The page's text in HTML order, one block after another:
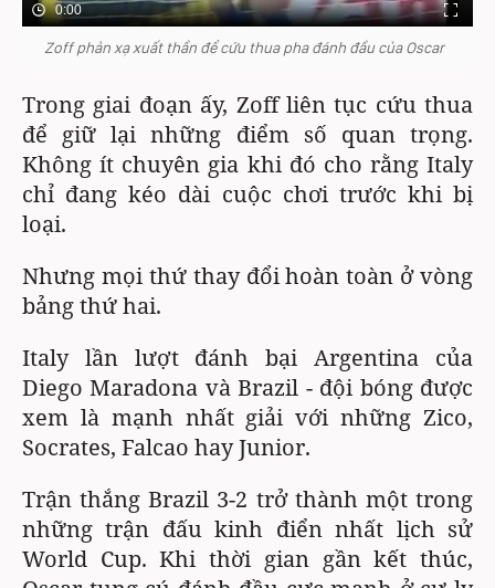
0:00
Zoff phản xạ xuất thần để cứu thua pha đánh đầu củaOscar
Trong giai đoạn ấy, Zoff liên tục cứu thua
để giữ lại những điểm số quan trọng.
Không ít chuyên gia khi đó cho rằng Italy
chỉ đang kéo dài cuộc chơi trước khi bị
loại.
Nhưng mọi thứ thay đổi hoàn toàn ở vòng
bảng thứ hai.
Italy lần lượt đánh bại Argentina của
Diego Maradona và Brazil - đội bóng được
xem là mạnh nhất giải với những Zico,
Socrates, Falcao hay Junior.
Trận thắng Brazil 3-2 trở thành một trong
những trận đấu kinh điển nhất lịch sử
World Cup. Khi thời gian gần kết thúc,